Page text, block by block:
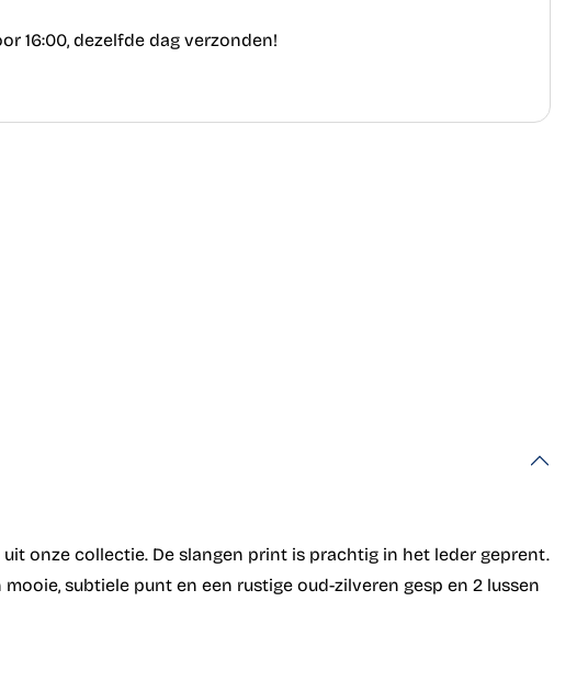
16:00, dezelfde dag verzonden!
onze collectie. De slangen print is prachtig in het leder geprent.
subtiele punt en een rustige oud-zilveren gesp en 2 lussen